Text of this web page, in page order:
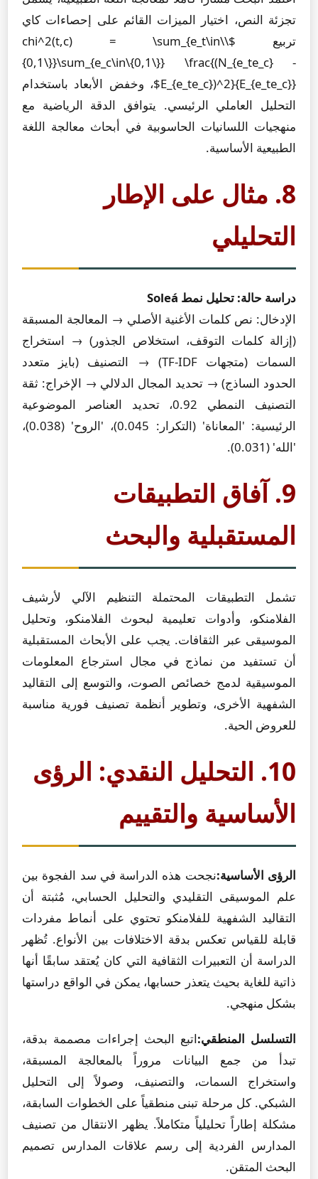
تجزئة النص، اختيار الميزات القائم على إحصاءات كاي
تربيع $\chi^2(t,c) = \sum_{e_t\in\
{0,1\}}\sum_{e_c\in\{0,1\}} \frac{(N_{e_te_c} -
E_{e_te_c})^2}{E_{e_te_c}}$، وخفض الأبعاد باستخدام
التحليل العاملي الرئيسي. يتوافق الدقة الرياضية مع
منهجيات اللسانيات الحاسوبية في أبحاث معالجة اللغة
الطبيعية الأساسية.
8. مثال على الإطار
التحليلي
دراسة حالة: تحليل نمط Soleá
الإدخال: نص كلمات الأغنية الأصلي → المعالجة المسبقة
(إزالة كلمات التوقف، استخلاص الجذور) → استخراج
السمات (متجهات TF-IDF) → التصنيف (بايز متعدد
الحدود الساذج) → تحديد المجال الدلالي → الإخراج: ثقة
التصنيف النمطي 0.92، تحديد العناصر الموضوعية
الرئيسية: 'المعاناة' (التكرار: 0.045)، 'الروح' (0.038)،
'الله' (0.031).
9. آفاق التطبيقات
المستقبلية والبحث
تشمل التطبيقات المحتملة التنظيم الآلي لأرشيف
الفلامنكو، وأدوات تعليمية لبحوث الفلامنكو، وتحليل
الموسيقى عبر الثقافات. يجب على الأبحاث المستقبلية
أن تستفيد من نماذج في مجال استرجاع المعلومات
الموسيقية لدمج خصائص الصوت، والتوسع إلى التقاليد
الشفهية الأخرى، وتطوير أنظمة تصنيف فورية مناسبة
للعروض الحية.
10. التحليل النقدي: الرؤى
الأساسية والتقييم
الرؤى الأساسية:نجحت هذه الدراسة في سد الفجوة بين
علم الموسيقى التقليدي والتحليل الحسابي، مُثبتة أن
التقاليد الشفهية للفلامنكو تحتوي على أنماط مفردات
قابلة للقياس تعكس بدقة الاختلافات بين الأنواع. تُظهر
الدراسة أن التعبيرات الثقافية التي كان يُعتقد سابقًا أنها
ذاتية للغاية بحيث يتعذر حسابها، يمكن في الواقع دراستها
بشكل منهجي.
التسلسل المنطقي:اتبع البحث إجراءات مصممة بدقة،
تبدأ من جمع البيانات مروراً بالمعالجة المسبقة،
واستخراج السمات، والتصنيف، وصولاً إلى التحليل
الشبكي. كل مرحلة تبنى منطقياً على الخطوات السابقة،
مشكلة إطاراً تحليلياً متكاملاً. يظهر الانتقال من تصنيف
المدارس الفردية إلى رسم علاقات المدارس تصميم
البحث المتقن.